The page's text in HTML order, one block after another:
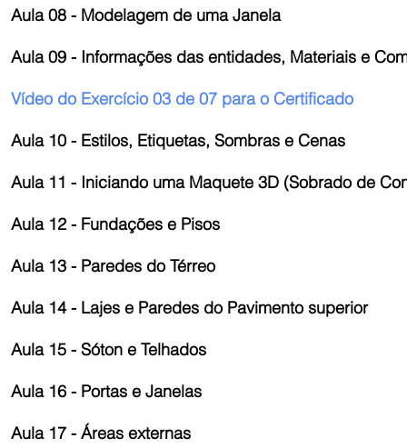
Aula 08 - Modelagem de uma Janela
Aula 09 - Informações das entidades, Materiais e
Vídeo do Exercício 03 de 07 para o Certificado
Aula 10 - Estilos, Etiquetas, Sombras e Cenas
Aula 11 - Iniciando uma Maquete 3D (Sobrado de
Aula 12 - Fundações e Pisos
Aula 13 - Paredes do Térreo
Aula 14 - Lajes e Paredes do Pavimento superior
Aula 15 - Sóton e Telhados
Aula 16 - Portas e Janelas
Aula 17 - Áreas externas